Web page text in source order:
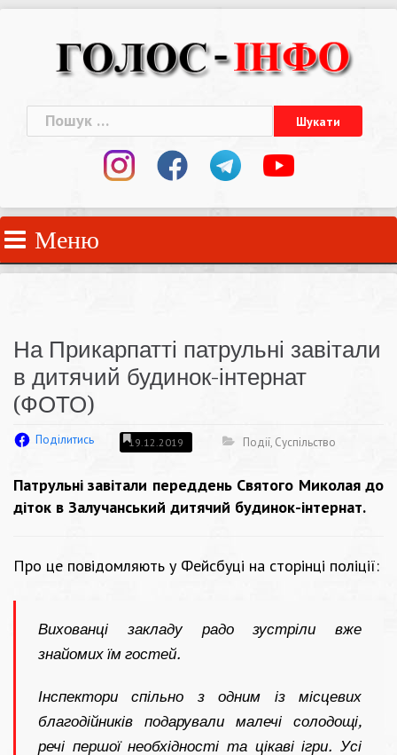
Пошук:
Меню
На Прикарпатті патрульні завітали
в дитячий будинок-інтернат
(ФОТО)
Поділитись 19.12.2019 Події, Суспільство
Патрульні завітали переддень Святого Миколая до
діток в Залучанський дитячий будинок-інтернат.
Про це повідомляють у Фейсбуці на сторінці поліції:
Вихованці закладу радо зустріли вже
знайомих їм гостей.
Інспектори спільно з одним із місцевих
благодійників подарували малечі солодощі,
речі першої необхідності та цікаві ігри. Усі